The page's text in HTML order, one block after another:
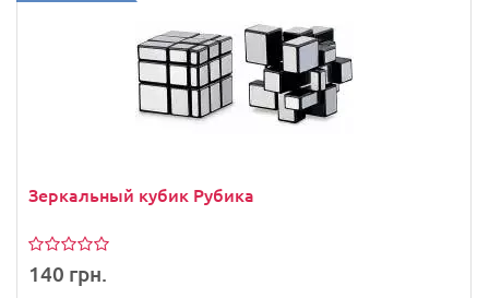
Зеркальный кубик Рубика
140 грн.